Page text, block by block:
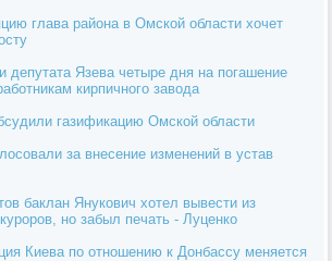
глава района в Омской области хочет
депутата Язева четыре дня на погашение
кирпичного завода
газификацию Омской области
за внесение изменений в устав
баклан Янукович хотел вывести из
но забыл печать - Луценко
Киева по отношению к Донбассу меняется